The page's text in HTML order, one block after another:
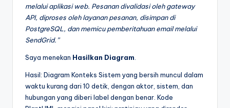
melalui aplikasi web. Pesanan divalidasi oleh gateway
API, diproses oleh layanan pesanan, disimpan di
PostgreSQL, dan memicu pemberitahuan email melalui
SendGrid.”
Saya menekan Hasilkan Diagram
Hasil: Diagram Konteks Sistem yang bersih muncul dalam
waktu kurang dari 10 detik, dengan aktor, sistem, dan
hubungan yang diberi label dengan benar. Kode